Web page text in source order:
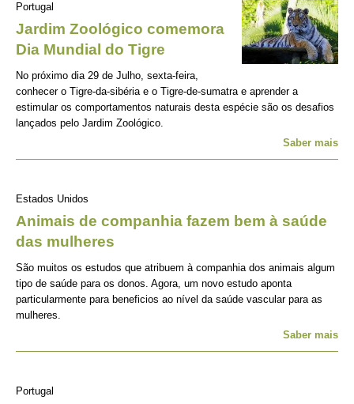
Portugal
Jardim Zoológico comemora
Dia Mundial do Tigre
No próximo dia 29 de Julho, sexta-feira,
conhecer o Tigre-da-sibéria e o Tigre-de-sumatra e aprender a
estimular os comportamentos naturais desta espécie são os desafios
lançados pelo Jardim Zoológico.
Saber mais
Estados Unidos
Animais de companhia fazem bem à saúde
das mulheres
São muitos os estudos que atribuem à companhia dos animais algum
tipo de saúde para os donos. Agora, um novo estudo aponta
particularmente para beneficios ao nível da saúde vascular para as
mulheres.
Saber mais
Portugal